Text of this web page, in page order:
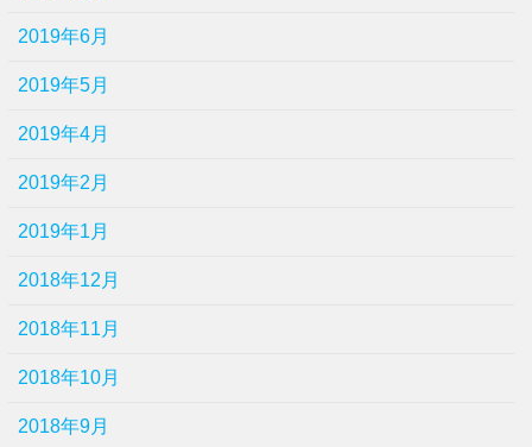
2019年6月
2019年5月
2019年4月
2019年2月
2019年1月
2018年12月
2018年11月
2018年10月
2018年9月